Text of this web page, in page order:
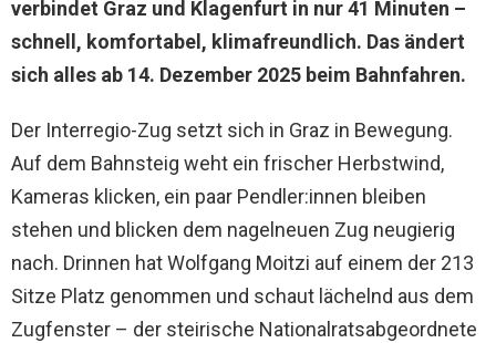
verbindet Graz und Klagenfurt in nur 41 Minuten –
schnell, komfortabel, klimafreundlich. Das ändert
sich alles ab 14. Dezember 2025 beim Bahnfahren.
Der Interregio-Zug setzt sich in Graz in Bewegung.
Auf dem Bahnsteig weht ein frischer Herbstwind,
Kameras klicken, ein paar Pendler:innen bleiben
stehen und blicken dem nagelneuen Zug neugierig
nach. Drinnen hat Wolfgang Moitzi auf einem der 213
Sitze Platz genommen und schaut lächelnd aus dem
Zugfenster – der steirische Nationalratsabgeordnete